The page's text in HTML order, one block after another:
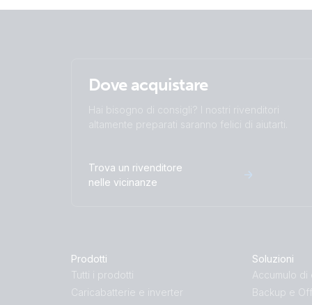
Dove acquistare
Hai bisogno di consigli? I nostri rivenditori
altamente preparati saranno felici di aiutarti.
Trova un rivenditore
nelle vicinanze
Prodotti
Tutti i prodotti
Caricabatterie e inverter
Soluzioni
Accumulo di
Backup e